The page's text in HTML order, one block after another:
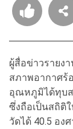
ผู้สื่อข่าวรายง
สภาพอากาศร้
อุณหภูมิได้ทุบส
ซึ่งถือเป็นสถิติ
วัดได้ 40.5 อง